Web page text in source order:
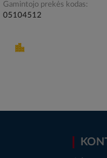
Gamintojo prekės kodas
05104512